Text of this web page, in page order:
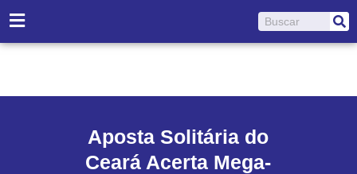
para
o
Pesquisar
Aposta Solitária do
Ceará Acerta Mega-